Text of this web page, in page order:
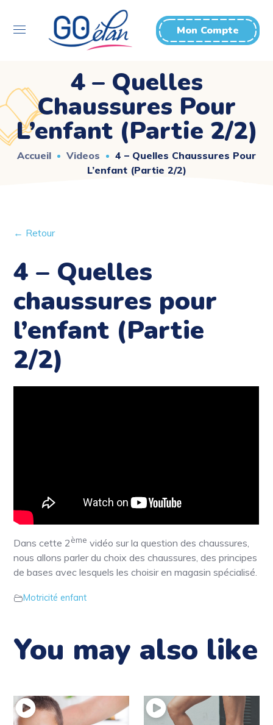
Mon Compte
4 – Quelles
Chaussures Pour
L’enfant (Partie 2/2)
Accueil Videos
4 – Quelles Chaussures Pour
L’enfant (Partie 2/2)
← Retour
4 – Quelles
chaussures pour
l’enfant (Partie
2/2)
Dans cette 2ème vidéo sur la question des chaussures,
nous allons parler du choix des chaussures, des principes
de bases avec lesquels les choisir en magasin spécialisé.
Motricité enfant
You may also like